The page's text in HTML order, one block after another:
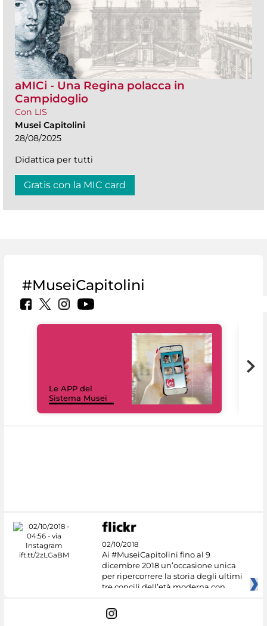
aMICi - Una Regina polacca in
Campidoglio
Con LIS
Musei Capitolini
28/08/2025
Didattica per tutti
Gratis con la MIC card
#MuseiCapitolini
Le APP del
Sistema Musei
02/10/2018
Ai #MuseiCapitolini fino al 9
dicembre 2018 un’occasione unica
per ripercorrere la storia degli ultimi
tre concili dell’età moderna con